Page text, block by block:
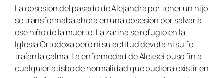
La obsesión del pasado de Alejandra por tener un hijo
se transformaba ahora en una obsesión por salvar a
ese niño de la muerte. La zarina se refugió en la
Iglesia Ortodoxa pero ni su actitud devota ni su fe
traían la calma. La enfermedad de Alekséi puso fin a
cualquier atisbo de normalidad que pudiera existir en